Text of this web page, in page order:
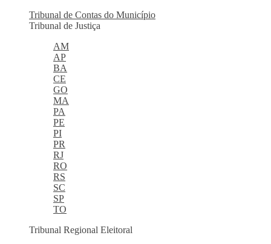
Tribunal de Contas do Município
Tribunal de Justiça
AM
AP
BA
CE
GO
MA
PA
PE
PI
PR
RJ
RO
RS
SC
SP
TO
Tribunal Regional Eleitoral